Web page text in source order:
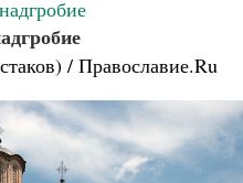
/ Православие.Ru